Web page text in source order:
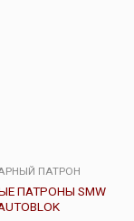
ПАТРОН
ПАТРОНЫ SMW